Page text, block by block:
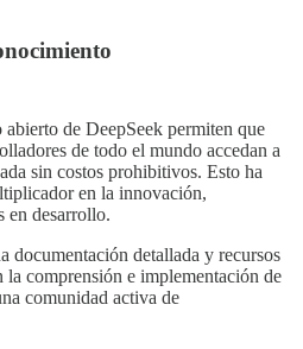
de DeepSeek permiten que
de todo el mundo accedan a
sin costos prohibitivos. Esto ha
en la innovación,
en desarrollo.
documentación detallada y recursos
la comprensión e implementación de
comunidad activa de